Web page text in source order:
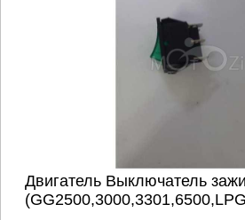
Двигатель Выключатель